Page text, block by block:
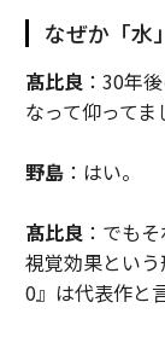
なぜか「水
髙比良：30年
なって仰ってま
野島：はい。
髙比良：でもそ
視覚効果とい
0』は代表作と